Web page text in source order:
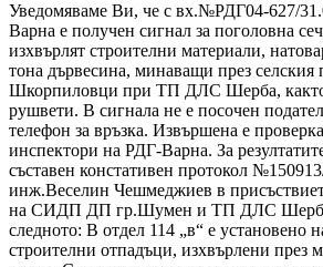
Уведомяваме Ви, че с вх.№РДГ04-627/
Варна е получен сигнал за поголовна
изхвърлят строителни материали,
тона дървесина, минаващи през селския
Шкорпиловци при ТП ДЛС Шерба, както
рушвети. В сигнала не е посочен
телефон за връзка. Извършена е
инспектори на РДГ-Варна. За
съставен констативен протокол
инж.Веселин Чешмеджиев в
на СИДП ДП гр.Шумен и ТП ДЛС
следното: В отдел 114 „в“ е установено
строителни отпадъци, изхвърлени през